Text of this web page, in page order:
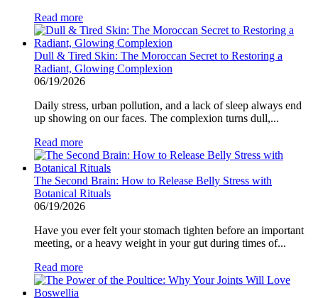
Read more
Dull & Tired Skin: The Moroccan Secret to Restoring a
Radiant, Glowing Complexion
06/19/2026
Daily stress, urban pollution, and a lack of sleep always end
up showing on our faces. The complexion turns dull,...
Read more
The Second Brain: How to Release Belly Stress with
Botanical Rituals
06/19/2026
Have you ever felt your stomach tighten before an important
meeting, or a heavy weight in your gut during times of...
Read more